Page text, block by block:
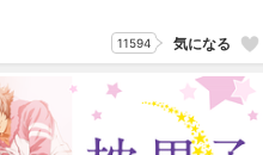
11594 気になる